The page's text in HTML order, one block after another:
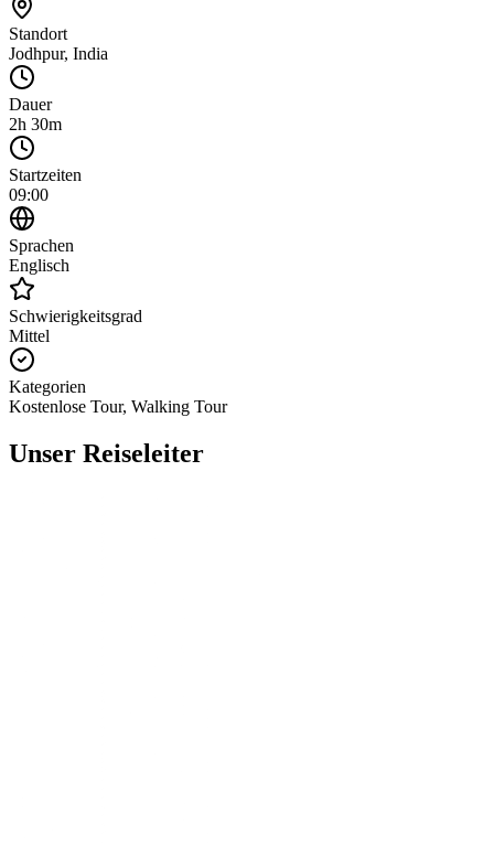
Standort
Jodhpur, India
Dauer
2h 30m
Startzeiten
09:00
Sprachen
Englisch
Schwierigkeitsgrad
Mittel
Kategorien
Kostenlose Tour, Walking Tour
Unser Reiseleiter